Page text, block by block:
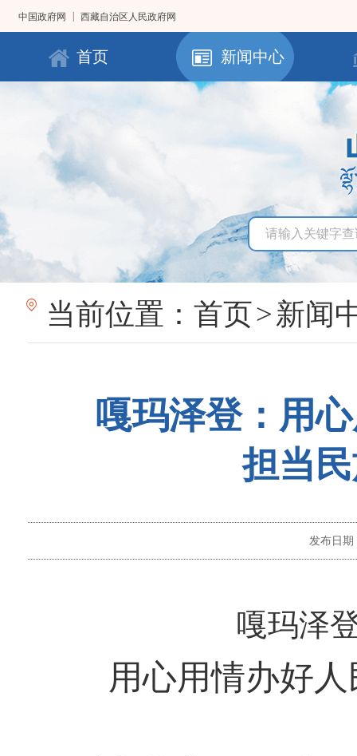
中国政府网 西藏自治区人民政府网
首页 新闻中心
当前位置： 首页>新闻
嘎玛泽登：用
担当
发布日期
嘎玛泽
用心用情办好